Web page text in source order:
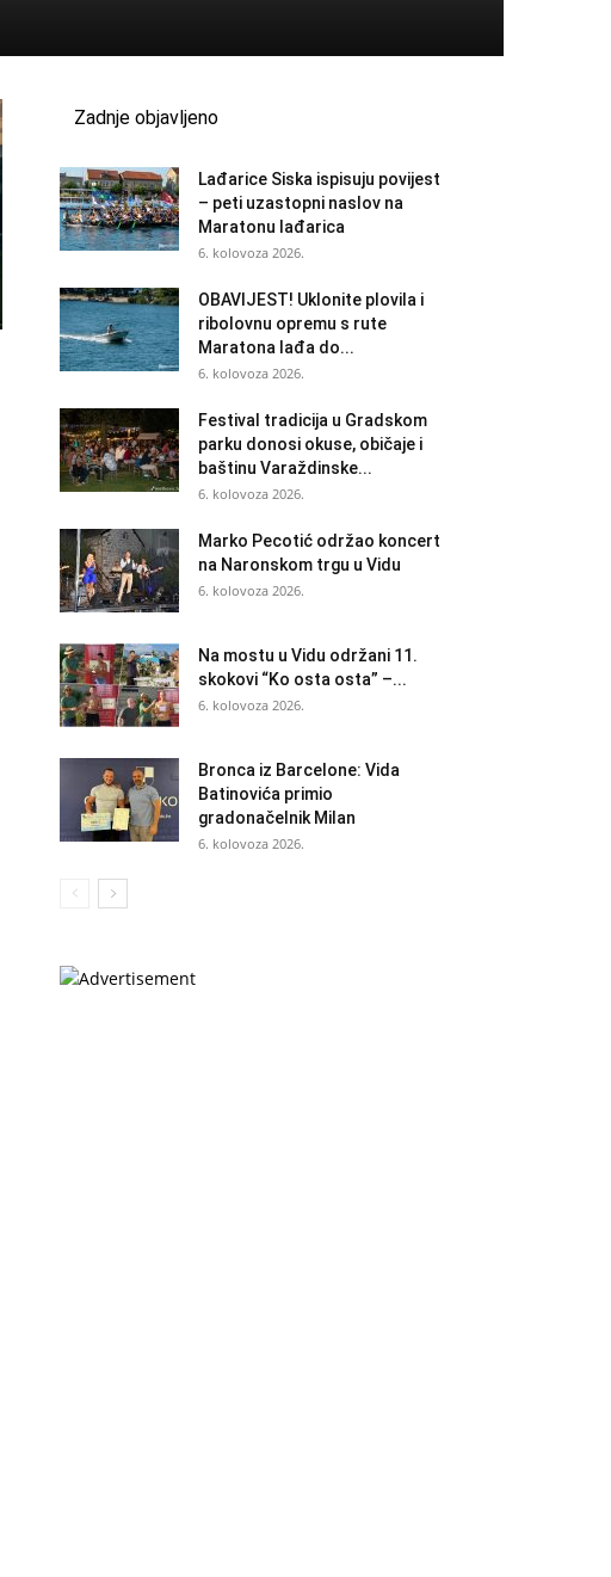
Zadnje objavljeno
Lađarice Siska ispisuju povijest
– peti uzastopni naslov na
Maratonu lađarica
6. kolovoza 2026.
OBAVIJEST! Uklonite plovila i
ribolovnu opremu s rute
Maratona lađa do...
6. kolovoza 2026.
Festival tradicija u Gradskom
parku donosi okuse, običaje i
baštinu Varaždinske...
6. kolovoza 2026.
Marko Pecotić održao koncert
na Naronskom trgu u Vidu
6. kolovoza 2026.
Na mostu u Vidu održani 11.
skokovi “Ko osta osta” –...
6. kolovoza 2026.
Bronca iz Barcelone: Vida
Batinovića primio
gradonačelnik Milan
6. kolovoza 2026.